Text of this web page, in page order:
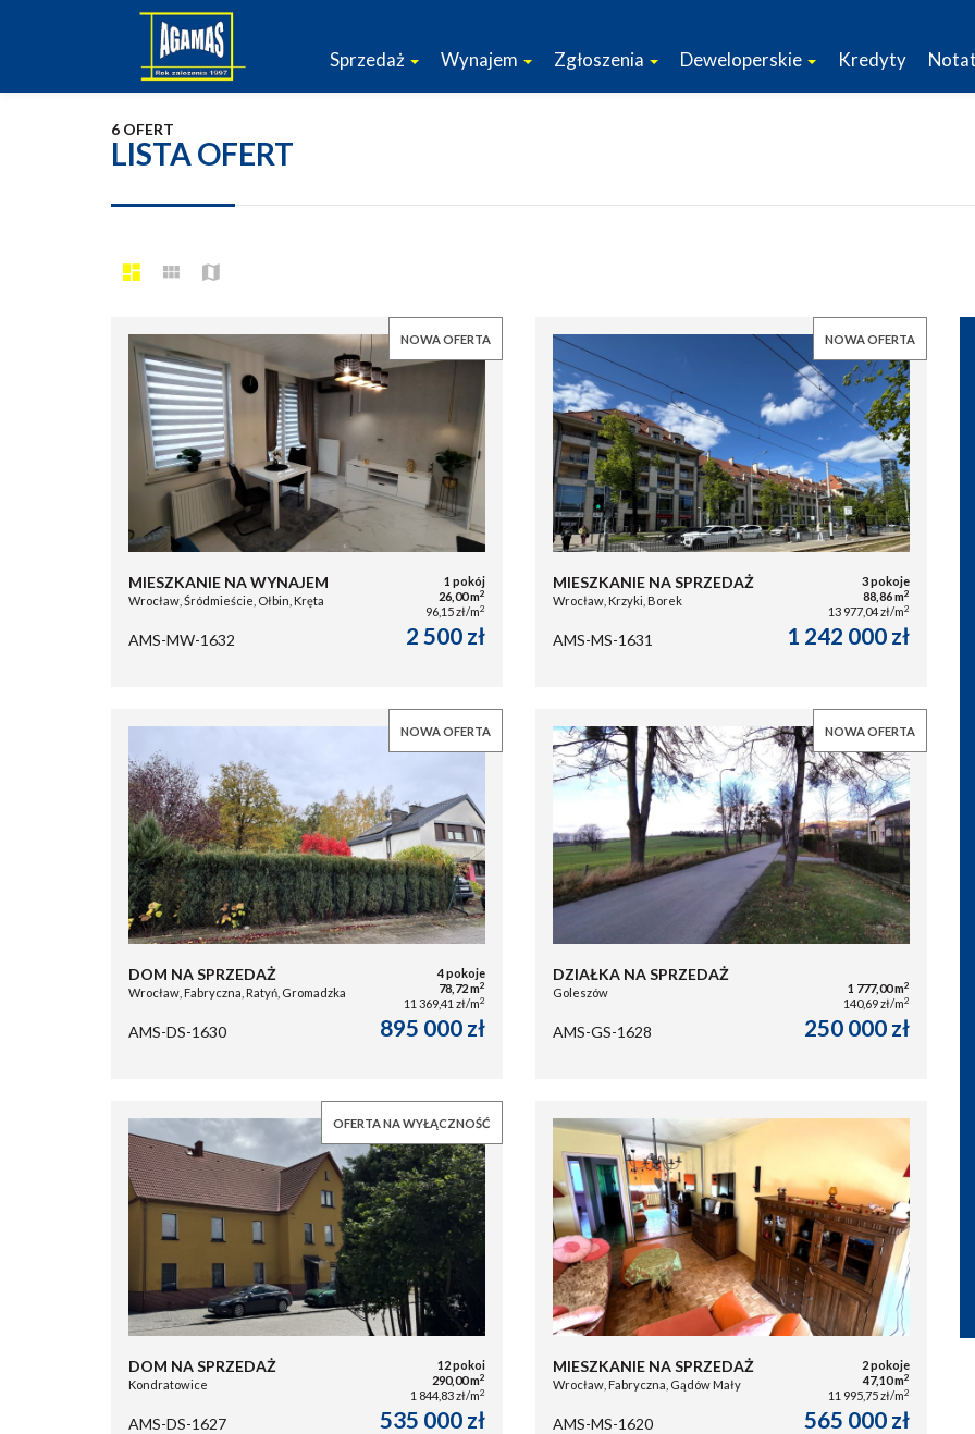
Sprzedaż Wynajem Zgłoszenia Deweloperskie Kredyty
LISTA OFERT
6 OFERT
NOWA OFERTA
MIESZKANIE NA WYNAJEM
Wrocław, Śródmieście, Ołbin, Kręta
1 pokój
26,00 m2
96,15 zł/m2
AMS-MW-1632 2 500 zł
NOWA OFERTA
MIESZKANIE NA SPRZEDAŻ
Wrocław, Krzyki, Borek
3 pokoje
88,86 m2
13 977,04 zł/m2
AMS-MS-1631 1 242 000 zł
NOWA OFERTA
DOM NA SPRZEDAŻ
Wrocław, Fabryczna, Ratyń, Gromadzka
4 pokoje
78,72 m2
11 369,41 zł/m2
AMS-DS-1630 895 000 zł
NOWA OFERTA
DZIAŁKA NA SPRZEDAŻ
Goleszów 1 777,00 m2
140,69 zł/m2
AMS-GS-1628 250 000 zł
OFERTA NA WYŁĄCZNOŚĆ
DOM NA SPRZEDAŻ
Kondratowice
12 pokoi
290,00 m2
1 844,83 zł/m2
AMS-DS-1627 535 000 zł
MIESZKANIE NA SPRZEDAŻ
Wrocław, Fabryczna, Gądów Mały
2 pokoje
47,10 m2
11 995,75 zł/m2
AMS-MS-1620 565 000 zł